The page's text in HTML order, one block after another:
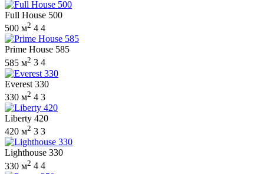
Full House 500
500 м2 4 4
Prime House 585
585 м2 3 4
Everest 330
330 м2 4 3
Liberty 420
420 м2 3 3
Lighthouse 330
330 м2 4 4